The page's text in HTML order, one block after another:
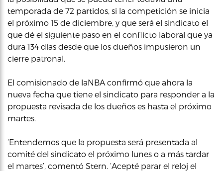
temporada de 72 partidos, si la competición se inicia
el próximo 15 de diciembre, y que será el sindicato el
que dé el siguiente paso en el conflicto laboral que ya
dura 134 días desde que los dueños impusieron un
cierre patronal.
El comisionado de laNBA confirmó que ahora la
nueva fecha que tiene el sindicato para responder a la
propuesta revisada de los dueños es hasta el próximo
martes.
‘Entendemos que la propuesta será presentada al
comité del sindicato el próximo lunes o a más tardar
el martes’, comentó Stern. ‘Acepté parar el reloj el